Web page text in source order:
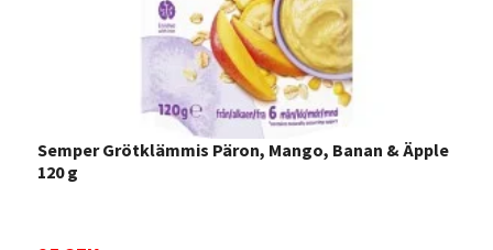
Semper Grötklämmis Päron, Mango, Banan & Äpple
120 g